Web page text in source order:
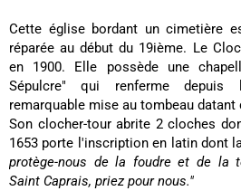
Cette église bordant un cimetière
réparée au début du 19ième. Le
en 1900. Elle possède une
Sépulcre" qui renferme
remarquable mise au tombeau datant
Son clocher-tour abrite 2 cloches
1653 porte l'inscription en latin dont
protège-nous de la foudre et de la
Saint Caprais, priez pour nous."